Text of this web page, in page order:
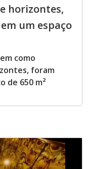
horizontes,
um espaço
como
foram
de 650 m²